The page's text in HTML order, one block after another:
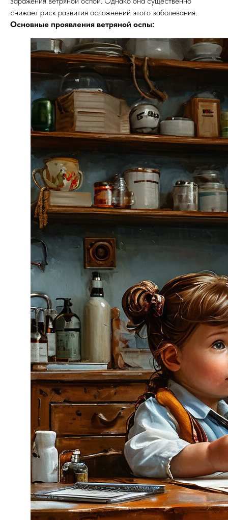
снижает риск развития осложнений этого заболевания.
Основные проявления ветряной оспы: